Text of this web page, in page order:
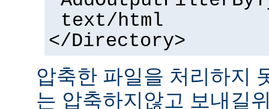
text/html
</Directory>
압축한 파일을 처리하지
는 압축하지않고 보내길